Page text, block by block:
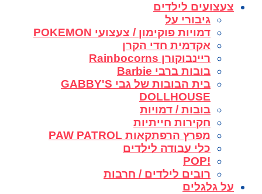
צעצועים לילדים
גיבורי על
דמויות פוקימון / צעצועי POKEMON
אקדמית חדי הקרן
ריינבוקורן Rainbocorns
בובות ברבי Barbie
בית הבובות של גבי GABBY'S
DOLLHOUSE
בובות / דמויות
חקירות חייתיות
מפרץ הרפתקאות PAW PATROL
כלי עבודה לילדים
!POP
רובים לילדים / חרבות
על גלגלים